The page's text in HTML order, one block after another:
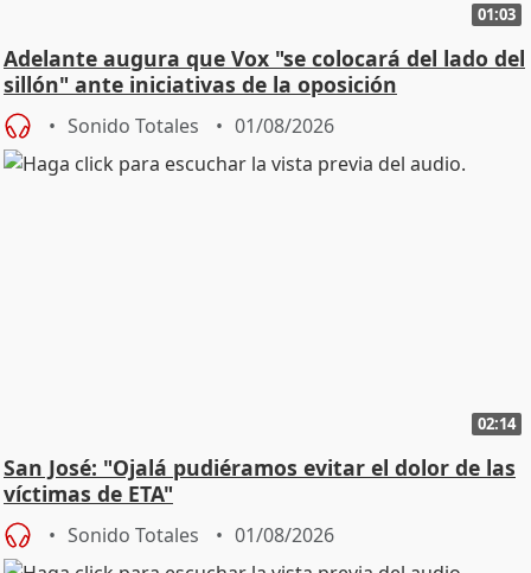
01:03
Adelante augura que Vox "se colocará del lado del
sillón" ante iniciativas de la oposición
Sonido Totales 01/08/2026
02:14
San José: "Ojalá pudiéramos evitar el dolor de las
víctimas de ETA"
Sonido Totales 01/08/2026